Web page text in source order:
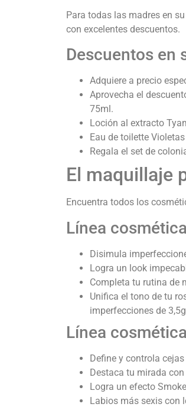
Para todas las madres en
con excelentes descuentos.
Descuentos en
Adquiere a precio
Aprovecha el
75ml.
Loción al extracto
Eau de toilette
Regala el set de
El maquillaje
Encuentra todos los
Línea
Disimula
Logra un look
Completa tu rutina de
Unifica el tono de tu
imperfecciones de
Línea
Define y controla
Destaca tu mirada
Logra un efecto
Labios más sexis con